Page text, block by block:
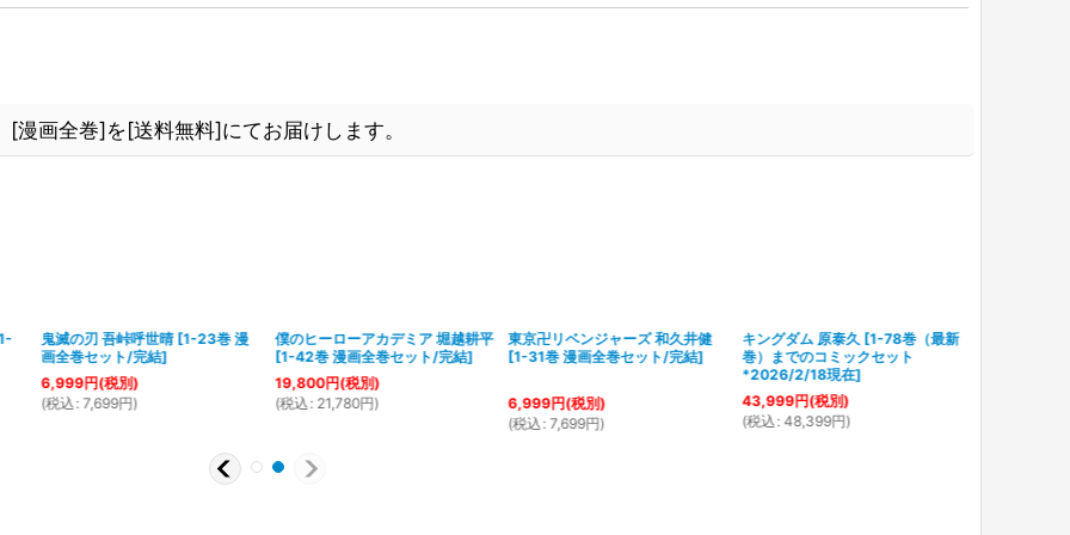
画全巻]を[送料無料]にてお届けします。
鬼滅の刃 吾峠呼世晴 [1-23巻 漫
画全巻セット/完結]
6,999円(税別)
(税込: 7,699円)
僕のヒーローアカデミア 堀越耕平
[1-42巻 漫画全巻セット/完結]
19,800円(税別)
(税込: 21,780円)
東京卍リベンジャーズ 和久井健
[1-31巻 漫画全巻セット/完結]
6,999円(税別)
(税込: 7,699円)
キングダム 原泰久 [1-78巻（最新
巻）までのコミックセット
*2026/2/18現在]
43,999円(税別)
(税込: 48,399円)